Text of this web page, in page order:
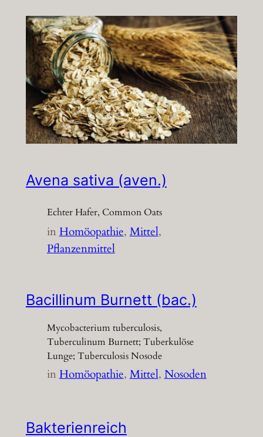
Avena sativa (aven.)
Echter Hafer, Common Oats
inHomöopathie, Mittel
Pflanzenmittel
Bacillinum Burnett (bac.)
Mycobacterium tuberculosis,
Tuberculinum Burnett; Tuberkulöse
Lunge; Tuberculosis Nosode
inHomöopathie, Mittel, Nosoden
Bakterienreich